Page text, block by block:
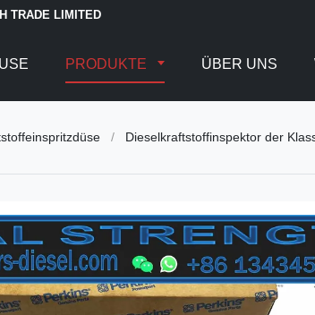
TRADE LIMITED
PRODUKTE ÜBER UNS
/ Dieselkraftstoffinspektor der